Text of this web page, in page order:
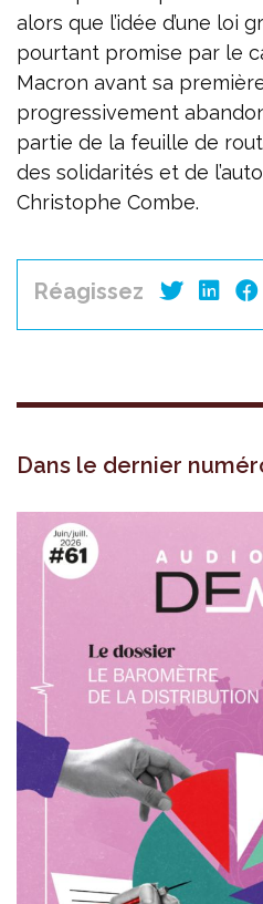
alors que l’idée d’une loi
pourtant promise par le
Macron avant sa
progressivement
partie de la feuille de
des solidarités et de
Christophe Combe.
Réagissez
Dans le dernier